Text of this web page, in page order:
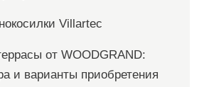
Villartec
от WOODGRAND:
и варианты приобретения